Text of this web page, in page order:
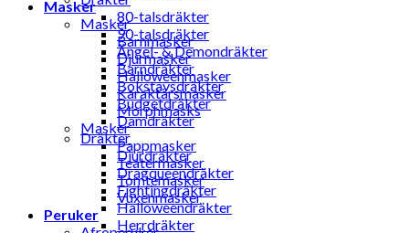
Masker
Masker
Barnmasker
Djurmasker
Halloweenmasker
Karaktärsmasker
Morphmasks
Masker
Pappmasker
Teatermasker
Tomtemasker
Vuxenmasker
Peruker
80-talsdräkter
90-talsdräkter
Ängel- & Demondräkter
Barndräkter
Bokstavsdräkter
Budgetdräkter
Damdräkter
Dräkter
Djurdräkter
Dragqueendräkter
Fightingdräkter
Halloweendräkter
Herrdräkter